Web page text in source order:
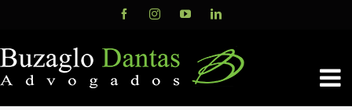
content
FacebookInstagramYouTubeLinkedIn